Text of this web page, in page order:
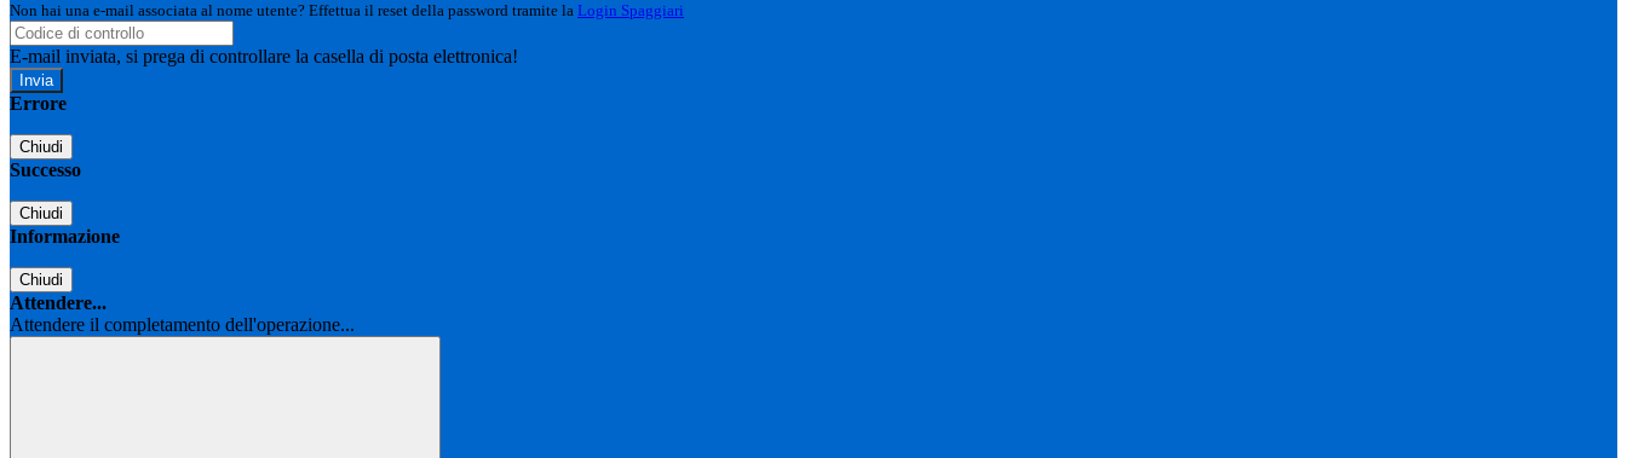
Non hai una e-mail associata al nome utente? Effettua il reset della password tramite la Login Spaggiari
E-mail inviata, si prega di controllare la casella di posta elettronica!
Errore
Chiudi
Successo
Chiudi
Informazione
Chiudi
Attendere...
Attendere il completamento dell'operazione...